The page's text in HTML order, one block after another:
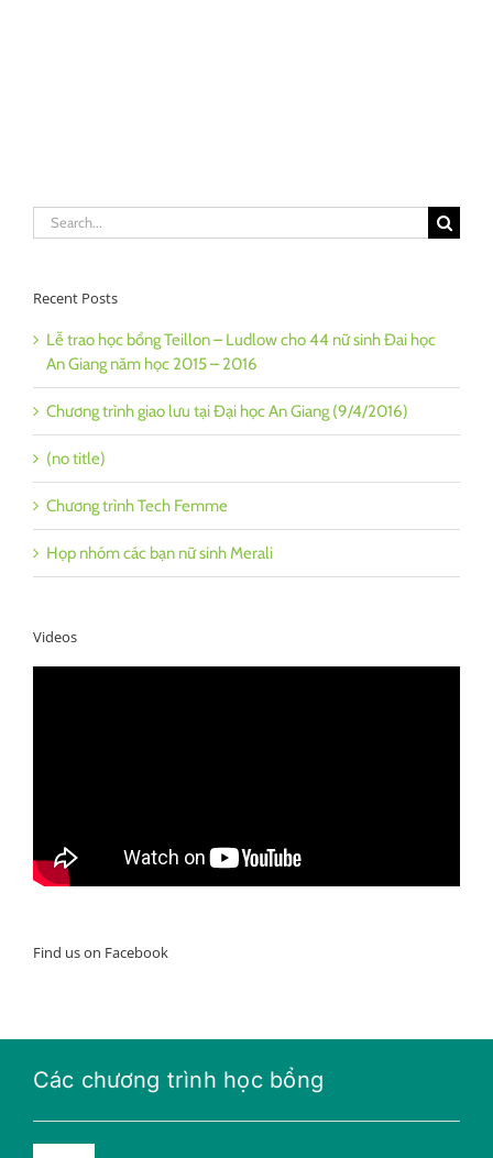
Search
for:
Recent Posts
Lễ trao học bổng Teillon – Ludlow cho 44 nữ sinh Đai học
An Giang năm học 2015 – 2016
Chương trình giao lưu tại Đại học An Giang (9/4/2016)
(no title)
Chương trình Tech Femme
Họp nhóm các bạn nữ sinh Merali
Videos
Find us on Facebook
Các chương trình học bổng